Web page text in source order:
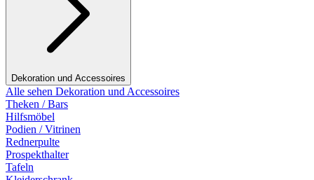
Dekoration und Accessoires
Alle sehen Dekoration und Accessoires
Theken / Bars
Hilfsmöbel
Podien / Vitrinen
Rednerpulte
Prospekthalter
Tafeln